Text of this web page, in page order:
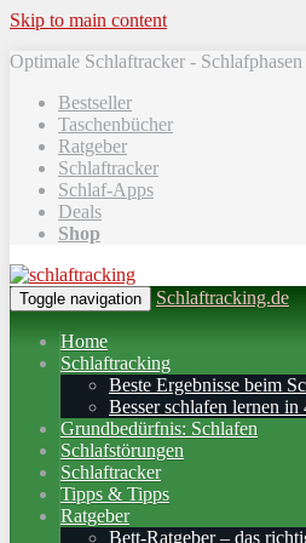
Skip to main content
Optimale Schlaftracker -
Bestseller
Taschenbücher
Ratgeber
Schlaftracker
Schlaf-Apps
Deals
Shop
Toggle navigation Schlaftracking.de
Home
Schlaftracking
Beste Ergebnisse beim
Besser schlafen lernen
Grundbedürfnis: Schlafen
Schlafstörungen
Schlaftracker
Tipps & Tipps
Ratgeber
Bett-Ratgeber – das